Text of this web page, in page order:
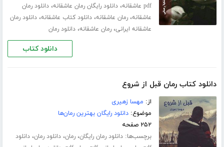
pdf عاشقانه ،دانلود رایگان رمان عاشقانه،دانلود رمان
عاشقانه،رمان عاشقانه،دانلود کتاب عاشقانه،دانلود رمان
عاشقانه ایرانی،رمان عاشقانه،دانلود رمان
دانلود کتاب
دانلود کتاب رمان قبل از شروع
از: مهسا زهیری
موضوع:دانلود رایگان بهترین رمان‌ها
۲۵۲ صفحه
برچسب‌ها:دانلود رمان رایگان،رمان،دانلود رمان،دانلود